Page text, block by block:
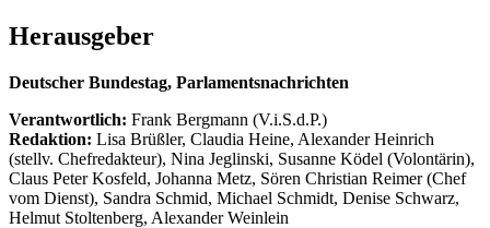
Herausgeber
Deutscher Bundestag, Parlamentsnachrichten
Verantwortlich: Frank Bergmann (V.i.S.d.P.)
Redaktion: Lisa Brüßler, Claudia Heine, Alexander Heinrich
(stellv. Chefredakteur), Nina Jeglinski, Susanne Ködel (Volontärin),
Claus Peter Kosfeld, Johanna Metz, Sören Christian Reimer (Chef
vom Dienst), Sandra Schmid, Michael Schmidt, Denise Schwarz,
Helmut Stoltenberg, Alexander Weinlein